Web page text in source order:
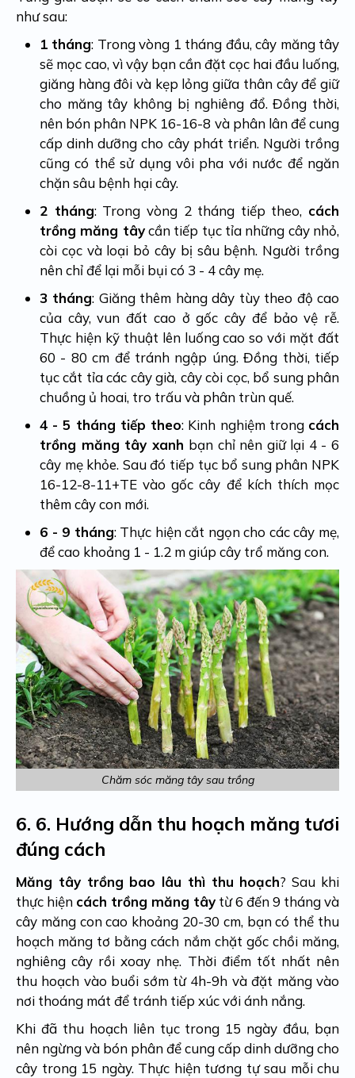
như sau:
1 tháng: Trong vòng 1 tháng đầu, cây măng tây
sẽ mọc cao, vì vậy bạn cần đặt cọc hai đầu luống,
giăng hàng đôi và kẹp lỏng giữa thân cây để giữ
cho măng tây không bị nghiêng đổ. Đồng thời,
nên bón phân NPK 16-16-8 và phân lân để cung
cấp dinh dưỡng cho cây phát triển. Người trồng
cũng có thể sử dụng vôi pha với nước để ngăn
chặn sâu bệnh hại cây.
2 tháng: Trong vòng 2 tháng tiếp theo, cách
trồng măng tâycần tiếp tục tỉa những cây nhỏ,
còi cọc và loại bỏ cây bị sâu bệnh. Người trồng
nên chỉ để lại mỗi bụi có 3 - 4 cây mẹ.
3 tháng: Giăng thêm hàng dây tùy theo độ cao
của cây, vun đất cao ở gốc cây để bảo vệ rễ.
Thực hiện kỹ thuật lên luống cao so với mặt đất
60 - 80 cm để tránh ngập úng. Đồng thời, tiếp
tục cắt tỉa các cây già, cây còi cọc, bổ sung phân
chuồng ủ hoai, tro trấu và phân trùn quế.
4 - 5 tháng tiếp theo: Kinh nghiệm trong cách
trồng măng tây xanh bạn chỉ nên giữ lại 4 - 6
cây mẹ khỏe. Sau đó tiếp tục bổ sung phân NPK
16-12-8-11+TE vào gốc cây để kích thích mọc
thêm cây con mới.
6 - 9 tháng: Thực hiện cắt ngọn cho các cây mẹ,
để cao khoảng 1 - 1.2 m giúp cây trổ măng con.
Chăm sóc măng tây sau trồng
6. 6. Hướng dẫn thu hoạch măng tươi
đúng cách
Măng tây trồng bao lâu thì thu hoạch? Sau khi
thực hiện cách trồng măng tây từ 6 đến 9 tháng và
cây măng con cao khoảng 20-30 cm, bạn có thể thu
hoạch măng tơ bằng cách nắm chặt gốc chồi măng,
nghiêng cây rồi xoay nhẹ. Thời điểm tốt nhất nên
thu hoạch vào buổi sớm từ 4h-9h và đặt măng vào
nơi thoáng mát để tránh tiếp xúc với ánh nắng.
Khi đã thu hoạch liên tục trong 15 ngày đầu, bạn
nên ngừng và bón phân để cung cấp dinh dưỡng cho
cây trong 15 ngày. Thực hiện tương tự sau mỗi chu